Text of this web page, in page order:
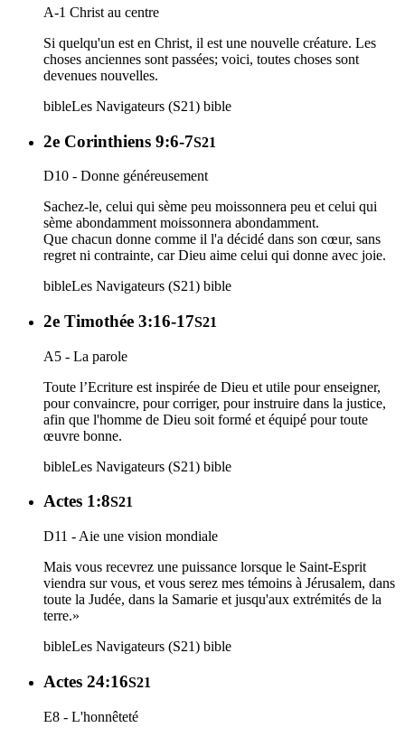
A-1 Christ au centre
Si quelqu'un est en Christ, il est une nouvelle créature. Les
choses anciennes sont passées; voici, toutes choses sont
devenues nouvelles.
bibleLes Navigateurs (S21) bible
2e Corinthiens 9:6-7S21
D10 - Donne généreusement
Sachez-le, celui qui sème peu moissonnera peu et celui qui
sème abondamment moissonnera abondamment.
Que chacun donne comme il l'a décidé dans son cœur, sans
regret ni contrainte, car Dieu aime celui qui donne avec joie.
bibleLes Navigateurs (S21) bible
2e Timothée 3:16-17S21
A5 - La parole
Toute l’Ecriture est inspirée de Dieu et utile pour enseigner,
pour convaincre, pour corriger, pour instruire dans la justice,
afin que l'homme de Dieu soit formé et équipé pour toute
œuvre bonne.
bibleLes Navigateurs (S21) bible
Actes 1:8S21
D11 - Aie une vision mondiale
Mais vous recevrez une puissance lorsque le Saint-Esprit
viendra sur vous, et vous serez mes témoins à Jérusalem, dans
toute la Judée, dans la Samarie et jusqu'aux extrémités de la
terre.»
bibleLes Navigateurs (S21) bible
Actes 24:16S21
E8 - L'honnêteté